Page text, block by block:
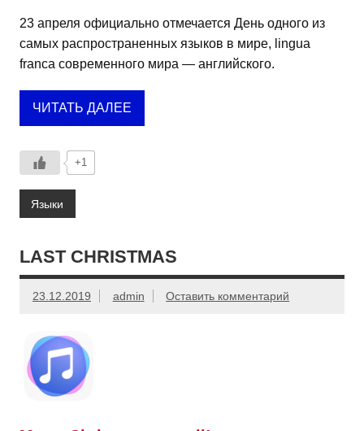
23 апреля официально отмечается День одного из
самых распространенных языков в мире, lingua
franca современного мира — английского.
ЧИТАТЬ ДАЛЕЕ
+1
Языки
LAST CHRISTMAS
23.12.2019 admin Оставить комментарий